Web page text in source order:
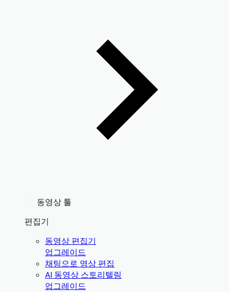
동영상 툴
편집기
동영상 편집기
업그레이드
채팅으로 영상 편집
AI 동영상 스토리텔링
업그레이드